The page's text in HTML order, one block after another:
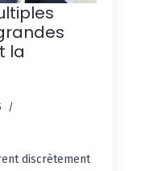
la
discrètement